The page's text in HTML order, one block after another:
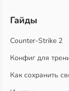
Гайды
Counter-Strike 2
Конфиг для
Как сохранить